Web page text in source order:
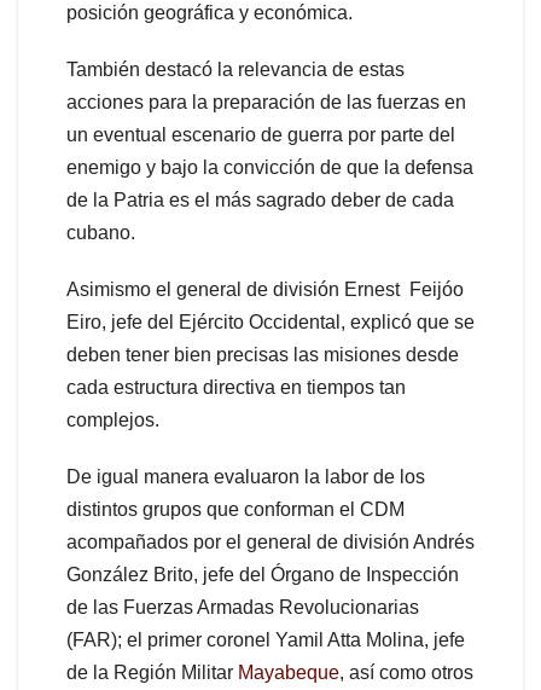
posición geográfica y económica.
También destacó la relevancia de estas
acciones para la preparación de las fuerzas en
un eventual escenario de guerra por parte del
enemigo y bajo la convicción de que la defensa
de la Patria es el más sagrado deber de cada
cubano.
Asimismo el general de división Ernest Feijóo
Eiro, jefe del Ejército Occidental, explicó que se
deben tener bien precisas las misiones desde
cada estructura directiva en tiempos tan
complejos.
De igual manera evaluaron la labor de los
distintos grupos que conforman el CDM
acompañados por el general de división Andrés
González Brito, jefe del Órgano de Inspección
de las Fuerzas Armadas Revolucionarias
(FAR); el primer coronel Yamil Atta Molina, jefe
de la Región Militar Mayabeque, así como otros